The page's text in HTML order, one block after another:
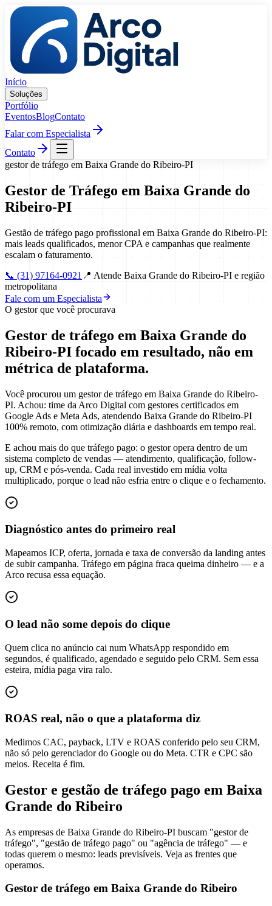
Pular para o conteúdo
Início
Soluções
Portfólio
EventosBlogContato
Falar com Especialista
Contato
gestor de tráfego em Baixa Grande do Ribeiro-PI
Gestor de Tráfego em Baixa Grande do
Ribeiro-PI
Gestão de tráfego pago profissional em Baixa Grande do Ribeiro-PI:
mais leads qualificados, menor CPA e campanhas que realmente
escalam o faturamento.
📞 (31) 97164-0921 📍 Atende Baixa Grande do Ribeiro-PI e região
metropolitana
Fale com um Especialista
O gestor que você procurava
Gestor de tráfego em Baixa Grande do
Ribeiro-PI focado em resultado, não em
métrica de plataforma.
Você procurou um gestor de tráfego em Baixa Grande do Ribeiro-
PI. Achou: time da Arco Digital com gestores certificados em
Google Ads e Meta Ads, atendendo Baixa Grande do Ribeiro-PI
100% remoto, com otimização diária e dashboards em tempo real.
E achou mais do que tráfego pago: o gestor opera dentro de um
sistema completo de vendas — atendimento, qualificação, follow-
up, CRM e pós-venda. Cada real investido em mídia volta
multiplicado, porque o lead não esfria entre o clique e o fechamento.
Diagnóstico antes do primeiro real
Mapeamos ICP, oferta, jornada e taxa de conversão da landing antes
de subir campanha. Tráfego em página fraca queima dinheiro — e a
Arco recusa essa equação.
O lead não some depois do clique
Quem clica no anúncio cai num WhatsApp respondido em
segundos, é qualificado, agendado e seguido pelo CRM. Sem essa
esteira, mídia paga vira ralo.
ROAS real, não o que a plataforma diz
Medimos CAC, payback, LTV e ROAS conferido pelo seu CRM,
não só pelo gerenciador do Google ou do Meta. CTR e CPC são
meios. Receita é fim.
Gestor e gestão de tráfego pago em Baixa
Grande do Ribeiro
As empresas de Baixa Grande do Ribeiro-PI buscam "gestor de
tráfego", "gestão de tráfego pago" ou "agência de tráfego" — e
todas querem o mesmo: leads previsíveis. Veja as frentes que
operamos.
Gestor de tráfego em Baixa Grande do Ribeiro